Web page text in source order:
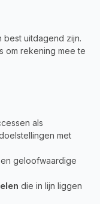
best uitdagend zijn.
om rekening mee te
als
met
geloofwaardige
die in lijn liggen